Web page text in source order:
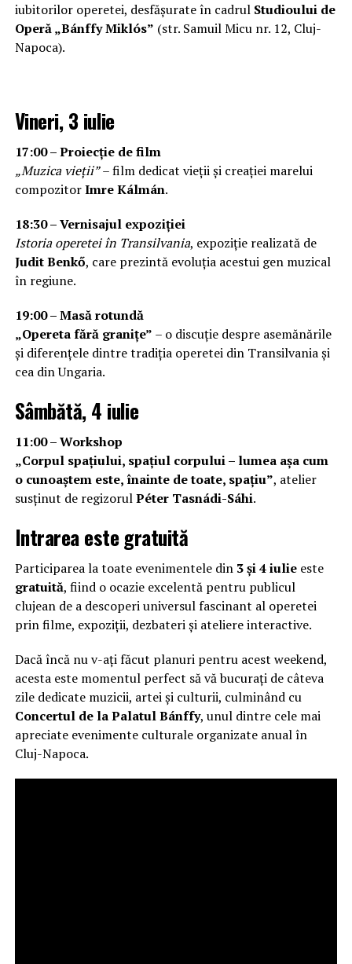
iubitorilor operetei, desfășurate în cadrul Studioului de
Operă „Bánffy Miklós” (str. Samuil Micu nr. 12, Cluj-
Napoca).
Vineri, 3 iulie
17:00 – Proiecție de film
„Muzica vieții”– film dedicat vieții și creației marelui
compozitorImre Kálmán.
18:30 – Vernisajul expoziției
Istoria operetei în Transilvania, expoziție realizată de
Judit Benkő, care prezintă evoluția acestui gen muzical
în regiune.
19:00 – Masă rotundă
„Opereta fără granițe” – o discuție despre asemănările
și diferențele dintre tradiția operetei din Transilvania și
cea din Ungaria.
Sâmbătă, 4 iulie
11:00 – Workshop
„Corpul spațiului, spațiul corpului – lumea așa cum
o cunoaștem este, înainte de toate, spațiu”, atelier
susținut de regizorulPéter Tasnádi-Sáhi.
Intrarea este gratuită
Participarea la toate evenimentele din 3 și 4 iulieeste
gratuită, fiind o ocazie excelentă pentru publicul
clujean de a descoperi universul fascinant al operetei
prin filme, expoziții, dezbateri și ateliere interactive.
Dacă încă nu v-ați făcut planuri pentru acest weekend,
acesta este momentul perfect să vă bucurați de câteva
zile dedicate muzicii, artei și culturii, culminând cu
Concertul de la Palatul Bánffy, unul dintre cele mai
apreciate evenimente culturale organizate anual în
Cluj-Napoca.